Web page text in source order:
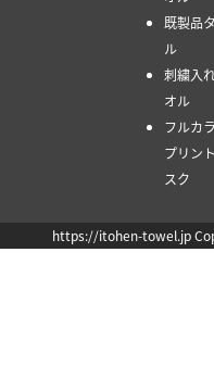
既製品
ル
刺繍入
オル
フルカ
プリン
スク
https://itohen-towel.jp